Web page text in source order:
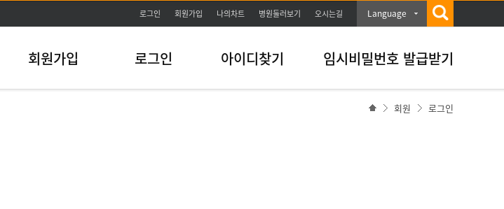
주메뉴바로가기
본문바로가기
로그인 회원가입 나의차트 병원둘러보기 오시는길 Language
회원가입 로그인 아이디찾기 임시비밀번호 발급받기
회원 로그인